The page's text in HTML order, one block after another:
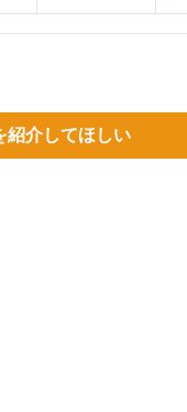
紹介してほしい